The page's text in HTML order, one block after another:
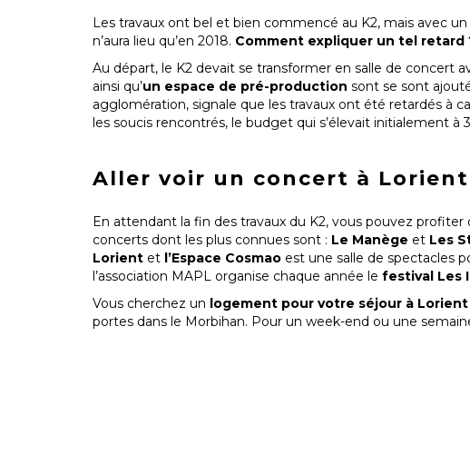
Les travaux ont bel et bien commencé au K2, mais avec
n’aura lieu qu’en 2018. Comment expliquer un tel retard
Au départ, le K2 devait se transformer en salle de concert
ainsi qu’un espace de pré-production sont se sont
agglomération, signale que les travaux ont été retardés à
les soucis rencontrés, le budget qui s’élevait initialement
Aller voir un concert à Lorient
En attendant la fin des travaux du K2, vous pouvez profiter
concerts dont les plus connues sont : Le Manège et Les
Lorient et l’Espace Cosmao est une salle de spectacles
l’association MAPL organise chaque année le festival Les
Vous cherchez un logement pour votre séjour à Lorient
portes dans le Morbihan. Pour un week-end ou une